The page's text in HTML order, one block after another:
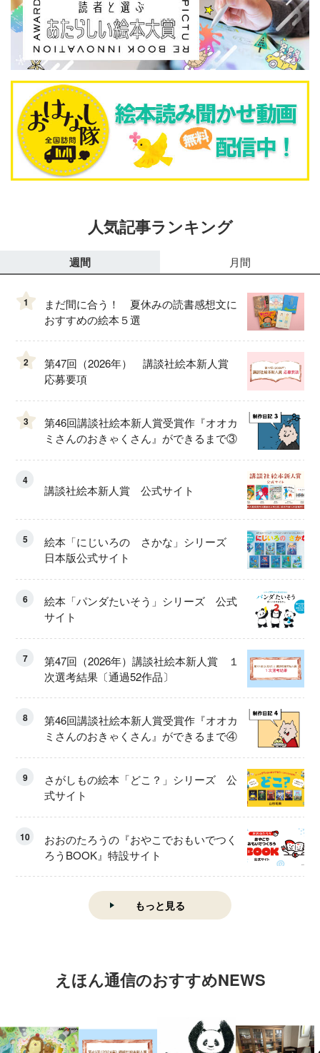
人気記事ランキング
週間 月間
1
まだ間に合う！ 夏休みの読書感想文に
おすすめの絵本５選
2
第47回（2026年） 講談社絵本新人賞
応募要項
3
第46回講談社絵本新人賞受賞作『オオカ
ミさんのおきゃくさん』ができるまで③
4
講談社絵本新人賞 公式サイト
5
絵本「にじいろの さかな」シリーズ
日本版公式サイト
6
絵本「パンダたいそう」シリーズ 公式
サイト
7
第47回（2026年）講談社絵本新人賞 １
次選考結果〔通過52作品〕
8
第46回講談社絵本新人賞受賞作『オオカ
ミさんのおきゃくさん』ができるまで④
9
さがしもの絵本「どこ？」シリーズ 公
式サイト
10
おおのたろうの『おやこでおもいでつく
ろうBOOK』特設サイト
もっと見る
えほん通信のおすすめNEWS